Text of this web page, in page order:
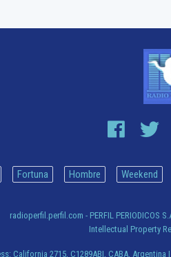
Fortuna Hombre Weekend
radioperfil.perfil.com - PERFIL PERIODICOS
Intellectual Property
California 2715, C1289ABI, CABA, Argentina